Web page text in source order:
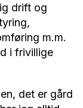
drift og
m.m.
i frivillige
det er gård